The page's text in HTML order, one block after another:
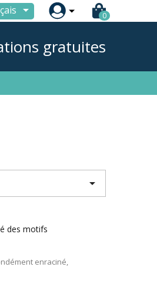
 0
gratuites

des motifs
enraciné,